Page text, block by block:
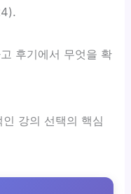
후기에서 무엇을 확
인 강의 선택의 핵심